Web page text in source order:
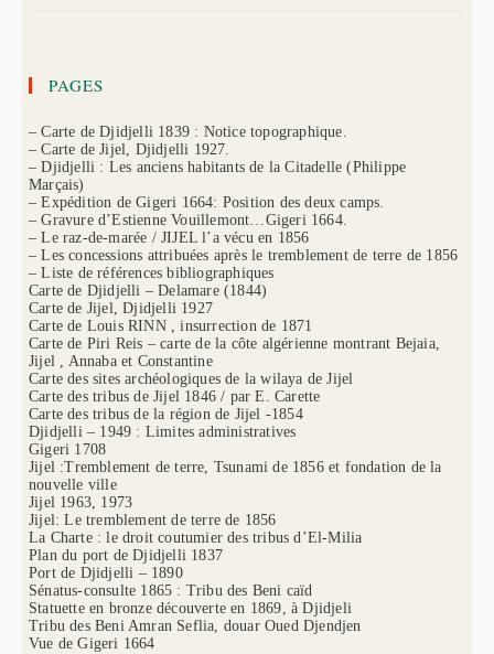
PAGES
– Carte de Djidjelli 1839 : Notice topographique.
– Carte de Jijel, Djidjelli 1927.
– Djidjelli : Les anciens habitants de la Citadelle (Philippe
Marçais)
– Expédition de Gigeri 1664: Position des deux camps.
– Gravure d’Estienne Vouillemont…Gigeri 1664.
– Le raz-de-marée / JIJEL l’a vécu en 1856
– Les concessions attribuées après le tremblement de terre de 1856
– Liste de références bibliographiques
Carte de Djidjelli – Delamare (1844)
Carte de Jijel, Djidjelli 1927
Carte de Louis RINN , insurrection de 1871
Carte de Piri Reis – carte de la côte algérienne montrant Bejaia,
Jijel , Annaba et Constantine
Carte des sites archéologiques de la wilaya de Jijel
Carte des tribus de Jijel 1846 / par E. Carette
Carte des tribus de la région de Jijel -1854
Djidjelli – 1949 : Limites administratives
Gigeri 1708
Jijel :Tremblement de terre, Tsunami de 1856 et fondation de la
nouvelle ville
Jijel 1963, 1973
Jijel: Le tremblement de terre de 1856
La Charte : le droit coutumier des tribus d’El-Milia
Plan du port de Djidjelli 1837
Port de Djidjelli – 1890
Sénatus-consulte 1865 : Tribu des Beni caïd
Statuette en bronze découverte en 1869, à Djidjeli
Tribu des Beni Amran Seflia, douar Oued Djendjen
Vue de Gigeri 1664